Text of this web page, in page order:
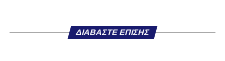
ΔΙΑΒΆΣΤΕ ΕΠΊΣΗΣ